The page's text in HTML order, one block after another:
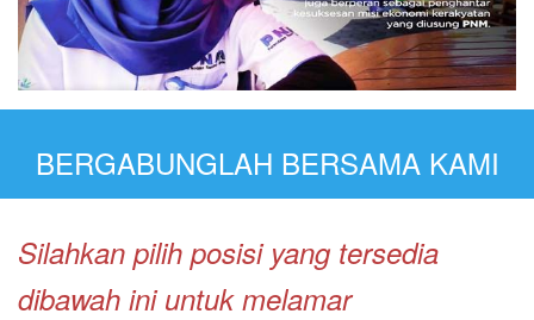
BERGABUNGLAH BERSAMA KAMI
Silahkan pilih posisi yang tersedia
dibawah ini untuk melamar